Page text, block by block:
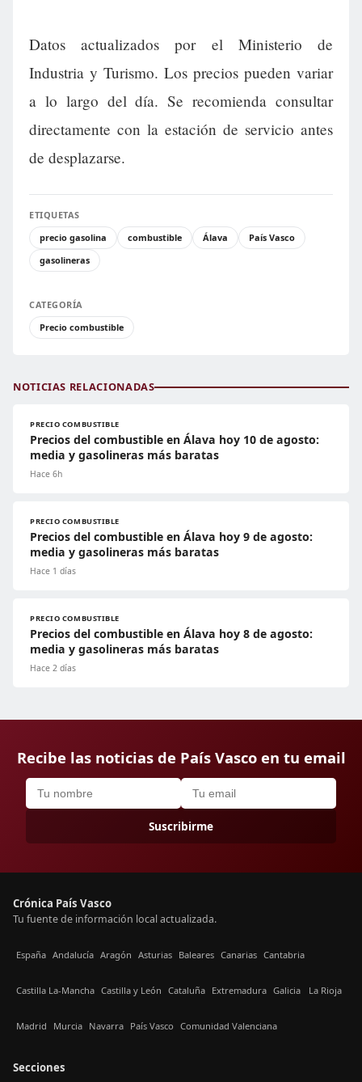
Datos actualizados por el Ministerio de
Industria y Turismo. Los precios pueden variar
a lo largo del día. Se recomienda consultar
directamente con la estación de servicio antes
de desplazarse.
ETIQUETAS
precio gasolina
combustible Álava
País Vasco
gasolineras
CATEGORÍA
Precio combustible
NOTICIAS RELACIONADAS
PRECIO COMBUSTIBLE
Precios del combustible en Álava hoy 10 de agosto:
media y gasolineras más baratas
Hace 6h
PRECIO COMBUSTIBLE
Precios del combustible en Álava hoy 9 de agosto:
media y gasolineras más baratas
Hace 1 días
PRECIO COMBUSTIBLE
Precios del combustible en Álava hoy 8 de agosto:
media y gasolineras más baratas
Hace 2 días
Recibe las noticias de País Vasco en tu email
Suscribirme
Crónica País Vasco
Tu fuente de información local actualizada.
España Andalucía Aragón Asturias Baleares Canarias Cantabria
Castilla La-Mancha Castilla y León Cataluña Extremadura Galicia La Rioja
Madrid Murcia Navarra País Vasco Comunidad Valenciana
Secciones